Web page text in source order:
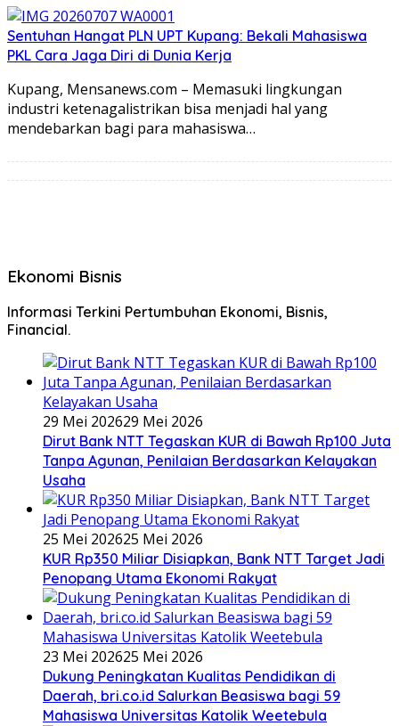
Sentuhan Hangat PLN UPT Kupang: Bekali Mahasiswa
PKL Cara Jaga Diri di Dunia Kerja
Kupang, Mensanews.com – Memasuki lingkungan
industri ketenagalistrikan bisa menjadi hal yang
mendebarkan bagi para mahasiswa…
Ekonomi Bisnis
Informasi Terkini Pertumbuhan Ekonomi, Bisnis,
Financial.
29 Mei 202629 Mei 2026
Dirut Bank NTT Tegaskan KUR di Bawah Rp100 Juta
Tanpa Agunan, Penilaian Berdasarkan Kelayakan
Usaha
25 Mei 202625 Mei 2026
KUR Rp350 Miliar Disiapkan, Bank NTT Target Jadi
Penopang Utama Ekonomi Rakyat
23 Mei 202625 Mei 2026
Dukung Peningkatan Kualitas Pendidikan di
Daerah, bri.co.id Salurkan Beasiswa bagi 59
Mahasiswa Universitas Katolik Weetebula